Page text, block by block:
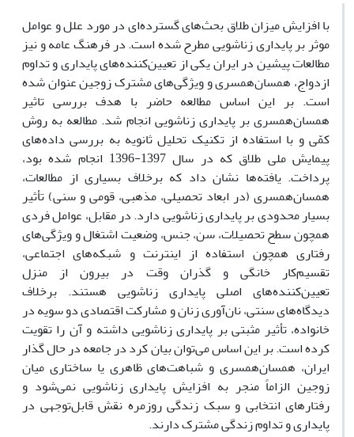
با افزایش میزان طلاق بحث‌های گسترده‌ای در مورد علل و عوامل
موثر بر پایداری زناشویی مطرح شده است. در فرهنگ عامه و نیز
مطالعات پیشین در ایران یکی از تعیین‌کننده‌های پایداری و تداوم
ازدواج، همسان‌همسری و ویژگی‌های مشترک زوجین عنوان شده
است. بر این اساس مطالعه حاضر با هدف بررسی تاثیر
همسان‌همسری بر پایداری زناشویی انجام شد. مطالعه به روش
کمّی و با استفاده از تکنیک تحلیل ثانویه به بررسی داده‌های
پیمایش ملی طلاق که در سال 1397-1396 انجام شده بود،
پرداخت. یافته‌ها نشان داد که برخلاف بسیاری از مطالعات،
همسان‌همسری (در ابعاد تحصیلی، مذهبی، قومی و سنی) تأثیر
بسیار محدودی بر پایداری زناشویی دارد. در مقابل، عوامل فردی
همچون سطح تحصیلات، سن، جنس، وضعیت اشتغال و ویژگی‌های
رفتاری همچون استفاده از اینترنت و شبکههای اجتماعی،
تقسیم‌کار خانگی و گذران وقت در بیرون از منزل
تعیین‌کننده‌های اصلی پایداری زناشویی هستند. برخلاف
دیدگاه‌های سنتی، نان‌آوری زنان و مشارکت اقتصادی دو سویه در
خانواده، تأثیر مثبتی بر پایداری زناشویی داشته و آن را تقویت
کرده است. بر این اساس می‌توان بیان کرد در جامعه در حال گذار
ایران، همسان‌همسری و شباهت‌های ظاهری یا ساختاری میان
زوجین الزاماً منجر به افزایش پایداری زناشویی نمی‌شود و
رفتارهای انتخابی و سبک زندگی روزمره نقش قابل‌توجهی در
پایداری و تداوم زندگی مشترک دارند.